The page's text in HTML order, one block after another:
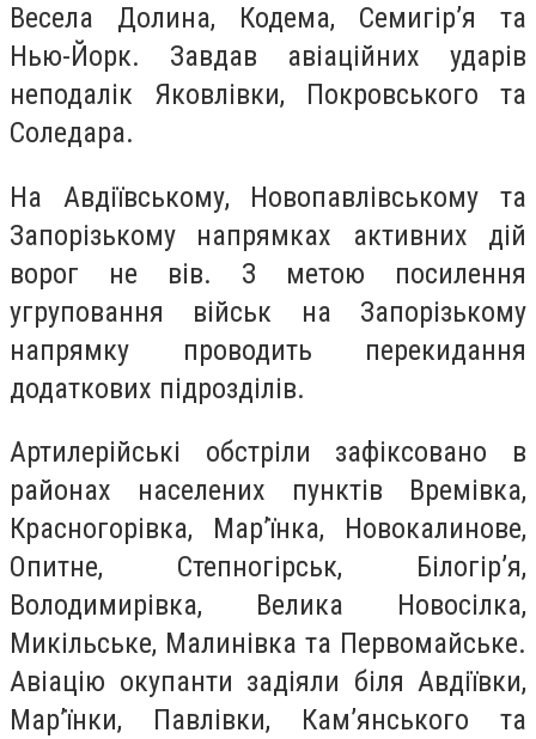
Весела Долина, Кодема, Семигір’я та
Нью-Йорк. Завдав авіаційних ударів
неподалік Яковлівки, Покровського та
Соледара.
На Авдіївському, Новопавлівському та
Запорізькому напрямках активних дій
ворог не вів. З метою посилення
угруповання військ на Запорізькому
напрямку проводить перекидання
додаткових підрозділів.
Артилерійські обстріли зафіксовано в
районах населених пунктів Времівка,
Красногорівка, Мар’їнка, Новокалинове,
Опитне, Степногірськ, Білогір’я,
Володимирівка, Велика Новосілка,
Микільське, Малинівка та Первомайське.
Авіацію окупанти задіяли біля Авдіївки,
Мар’їнки, Павлівки, Камʼянського та